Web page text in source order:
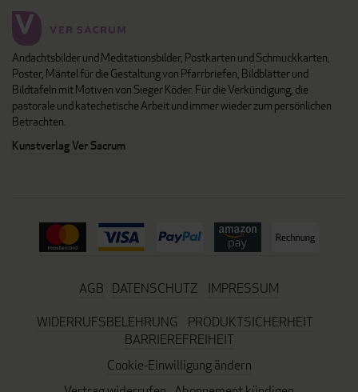
Andachtsbilder und Meditationsbilder, Postkarten und Schmuckkarten,
Poster, Mäntel für die Gestaltung von Pfarrbriefen, Bildblätter und
Bildtafeln mit Motiven von Sieger Köder. Für die Verkündigung, die
pastorale und katechetische Arbeit und immer wieder zum persönlichen
Betrachten.
Kunstverlag Ver Sacrum
AGB DATENSCHUTZ
IMPRESSUM
WIDERRUFSBELEHRUNG
PRODUKTSICHERHEIT
BARRIEREFREIHEIT
Cookie-Einwilligung ändern